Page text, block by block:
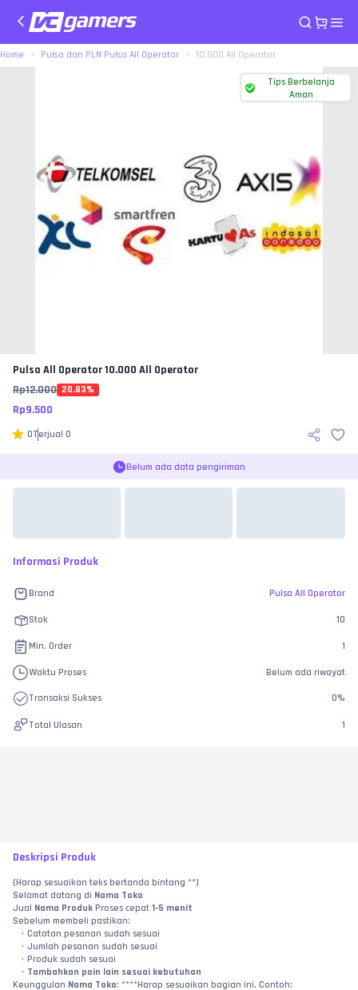
Home Pulsa dan PLN Pulsa All Operator 10.000 All Operator
Tips Berbelanja
Aman
Pulsa All Operator10.000 All Operator
Rp12.000 20.83%
Rp9.500
0Terjual 0
Belum ada data pengiriman
Informasi Produk
Brand Pulsa All Operator
Stok 10
Min. Order 1
Waktu Proses Belum ada riwayat
Transaksi Sukses 0%
Total Ulasan 1
Deskripsi Produk
(Harap sesuaikan teks bertanda bintang **)
Selamat datang di Nama Toko
Jual Nama Produk Proses cepat 1-5 menit
Sebelum membeli pastikan:
Catatan pesanan sudah sesuai
Jumlah pesanan sudah sesuai
Produk sudah sesuai
Tambahkan poin lain sesuai kebutuhan
Keunggulan Nama Toko: ****Harap sesuaikan bagian ini. Contoh: